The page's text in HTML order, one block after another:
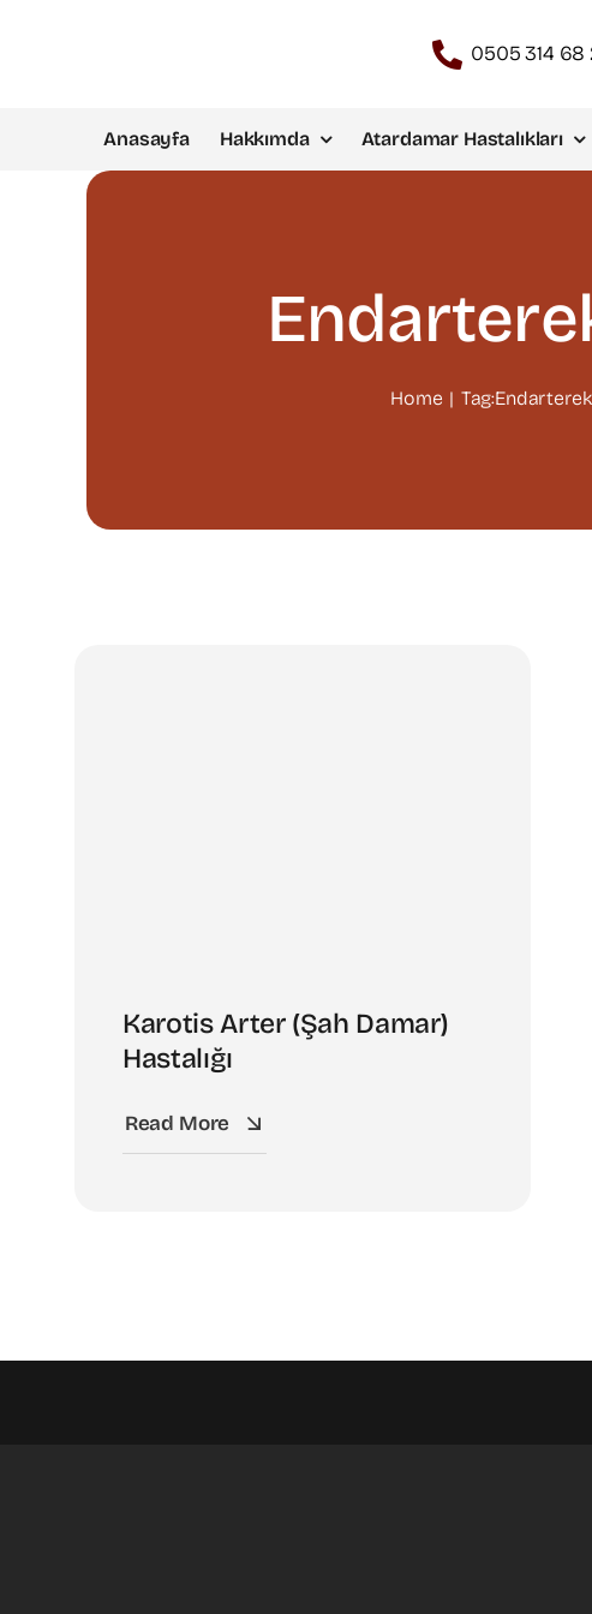
0505 314 68
Anasayfa Hakkımda Atardamar Hastalıkları
Home Tag:
Karotis Arter (Şah Damar)
Hastalığı
Read More